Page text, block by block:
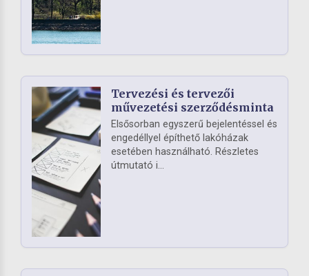
Tervezési és tervezői
művezetési szerződésminta
Elsősorban egyszerű bejelentéssel és
engedéllyel építhető lakóházak
esetében használható. Részletes
útmutató i...